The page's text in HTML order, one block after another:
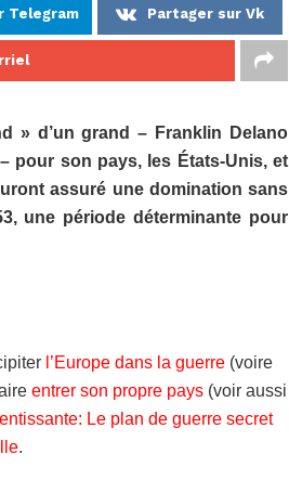
Telegram Partager sur Vk
» d’un grand – Franklin Delano
pour son pays, les États-Unis, et
assuré une domination sans
une période déterminante pour
l’Europe dans la guerre (voire
entrer son propre pays (voir aussi
Le plan de guerre secret
.